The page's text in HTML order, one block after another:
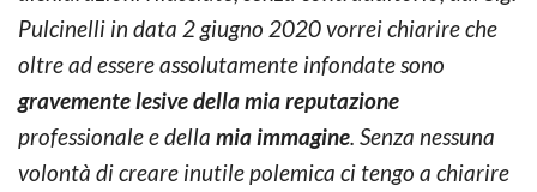
Pulcinelli in data 2 giugno 2020 vorrei chiarire che
oltre ad essere assolutamente infondate sono
gravemente lesive della mia reputazione
professionale e della mia immagine. Senza nessuna
volontà di creare inutile polemica ci tengo a chiarire